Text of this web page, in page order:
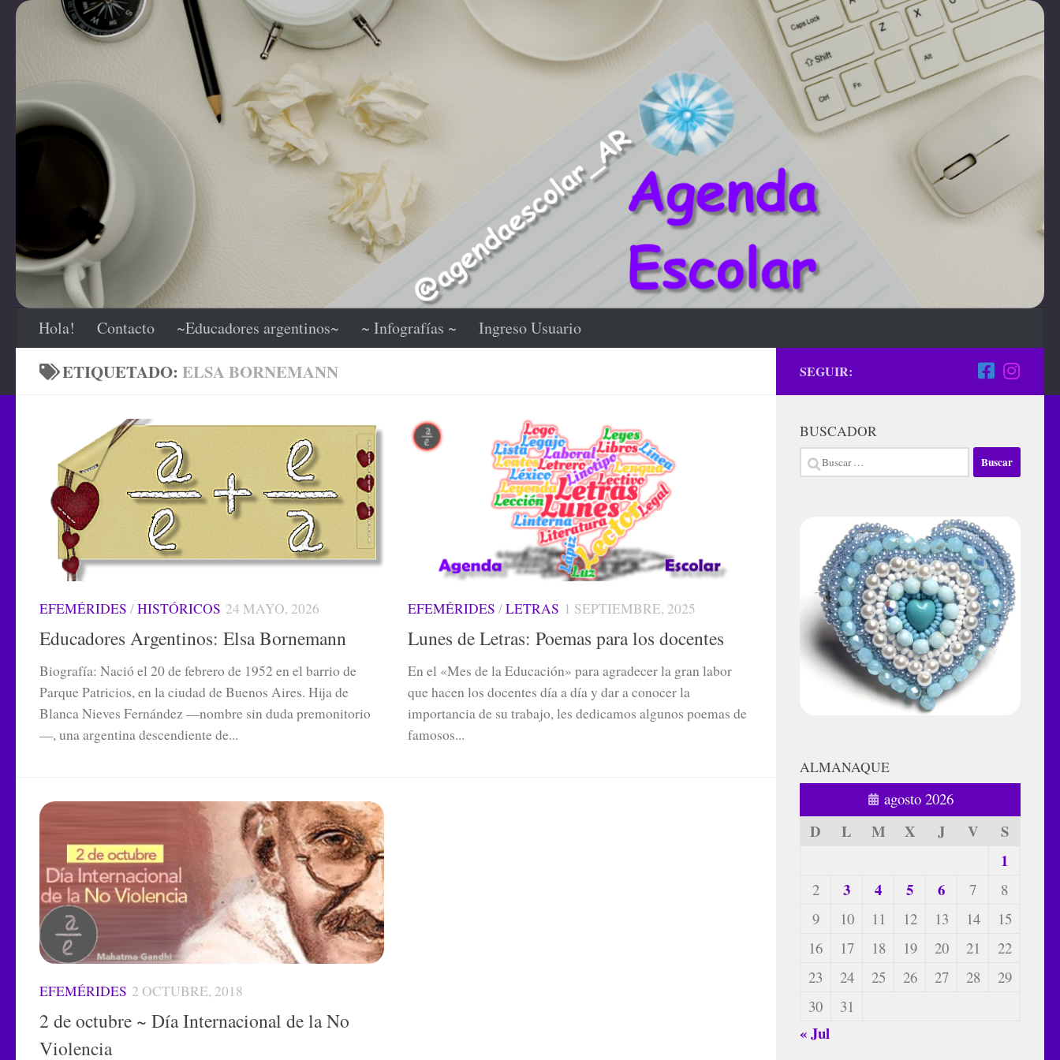
Saltar al contenido
Hola! Contacto ~Educadores argentinos~ ~ Infografías ~ Ingreso Usuario
ETIQUETADO: ELSA BORNEMANN
EFEMÉRIDES /HISTÓRICOS 24 MAYO, 2026
Educadores Argentinos: Elsa Bornemann
Biografía: Nació el 20 de febrero de 1952 en el barrio de
Parque Patricios, en la ciudad de Buenos Aires. Hija de
Blanca Nieves Fernández —nombre sin duda premonitorio
—, una argentina descendiente de...
EFEMÉRIDES /LETRAS 1 SEPTIEMBRE, 2025
Lunes de Letras: Poemas para los docentes
En el «Mes de la Educación» para agradecer la gran labor
que hacen los docentes día a día y dar a conocer la
importancia de su trabajo, les dedicamos algunos poemas de
famosos...
EFEMÉRIDES 2 OCTUBRE, 2018
2 de octubre ~ Día Internacional de la No
Violencia
SEGUIR:
BUSCADOR
Buscar:
ALMANAQUE
agosto 2026
D L M X J V
S
1
2 3 4 5 6 7
8
9
10 11 12 13 14
15
16
17 18 19 20 21
22
23
24 25 26 27 28
29
30
31
« Jul